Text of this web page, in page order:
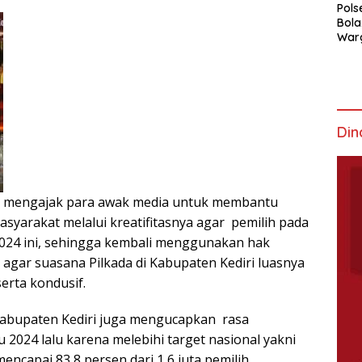
para awak media untuk membantu
melalui kreatifitasnya agar pemilih pada
ini, sehingga kembali menggunakan hak
suasana Pilkada di Kabupaten Kediri luasnya
kondusif.
Kediri juga mengucapkan rasa
2024 lalu karena melebihi target nasional yakni